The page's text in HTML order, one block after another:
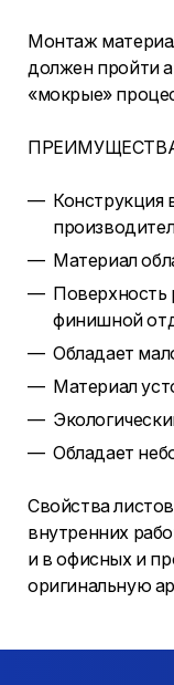
Монтаж
должен пройти
«мокрые»
Конструкция
Материал
Поверхность
финишной
Обладает
Материал
Обладает
Свойства
внутренних
и в офисных и
оригинальную